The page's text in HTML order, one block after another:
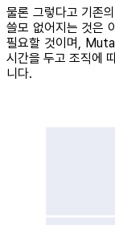
물론 그렇다고 기존
쓸모 없어지는 것은
필요할 것이며,
시간을 두고 조직에
니다.